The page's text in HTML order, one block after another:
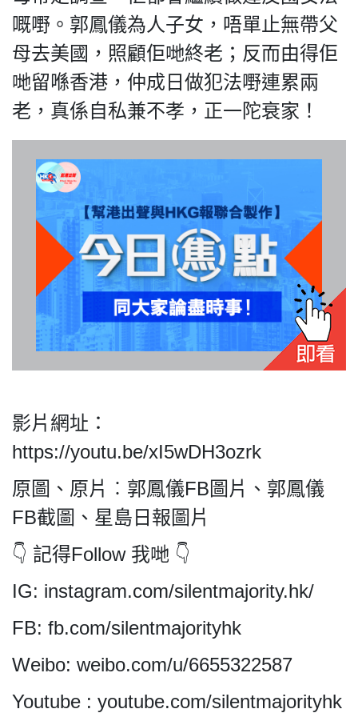
我們的立場
登記支持
聯絡我們
私
隱
政
策
及
免
責
聲
明
©
Silent
For
嘅嘢。郭鳳儀為人子女，唔單止無帶父
母去美國，照顧佢哋終老；反而由得佢
哋留喺香港，仲成日做犯法嘢連累兩
老，真係自私兼不孝，正一陀衰家！
影片網址：
https://youtu.be/xI5wDH3ozrk
原圖、原片︰郭鳳儀FB圖片、郭鳳儀
FB截圖、星島日報圖片
👇 記得Follow 我哋 👇
IG: instagram.com/silentmajority.hk/
FB: fb.com/silentmajorityhk
Weibo: weibo.com/u/6655322587
Youtube : youtube.com/silentmajorityhk